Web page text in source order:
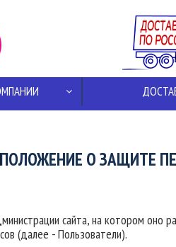
ПОЛОЖЕНИЕ О ЗАЩИТЕ
сайта, на котором
(далее - Пользователи).